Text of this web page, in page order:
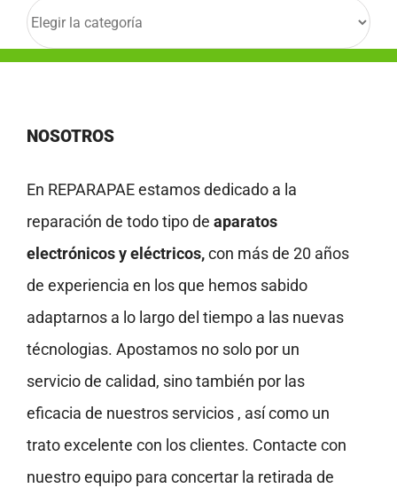
Categorías
NOSOTROS
En REPARAPAE estamos dedicado a la
reparación de todo tipo de aparatos
electrónicos y eléctricos,con más de 20 años
de experiencia en los que hemos sabido
adaptarnos a lo largo del tiempo a las nuevas
técnologias. Apostamos no solo por un
servicio de calidad, sino también por las
eficacia de nuestros servicios , así como un
trato excelente con los clientes. Contacte con
nuestro equipo para concertar la retirada de